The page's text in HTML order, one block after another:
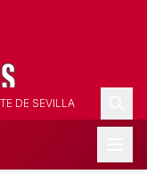
DE SEVILLA